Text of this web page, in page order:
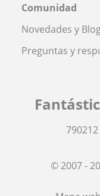
Comunidad
Novedades y
Preguntas y
790212
© 2007 -